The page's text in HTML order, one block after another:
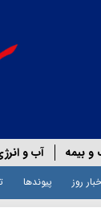
و بیمه آب و
روز پیوندها